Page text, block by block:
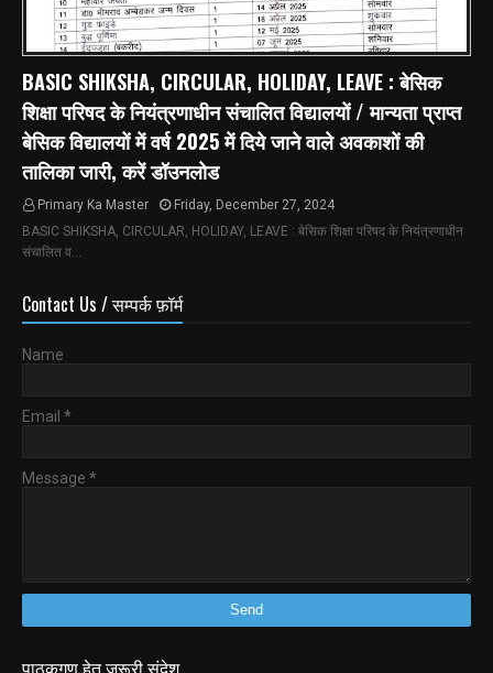
BASIC SHIKSHA, CIRCULAR, HOLIDAY, LEAVE : बेसिक
शिक्षा परिषद के नियंत्रणाधीन संचालित विद्यालयों / मान्यता प्राप्त
बेसिक विद्यालयों में वर्ष 2025 में दिये जाने वाले अवकाशों की
तालिका जारी, करें डॉउनलोड
Primary Ka Master
Friday, December 27, 2024
BASIC SHIKSHA, CIRCULAR, HOLIDAY, LEAVE : बेसिक शिक्षा परिषद के नियंत्रणाधीन
संचालित व…
Contact Us / सम्पर्क फ़ॉर्म
Name
Email *
Message *
पाठकगण हेतु जरूरी संदेश